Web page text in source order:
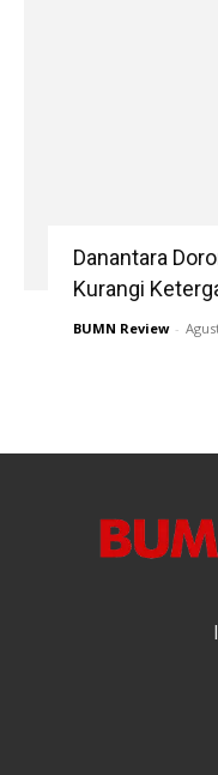
Danantara
Kurangi
BUMN Review -